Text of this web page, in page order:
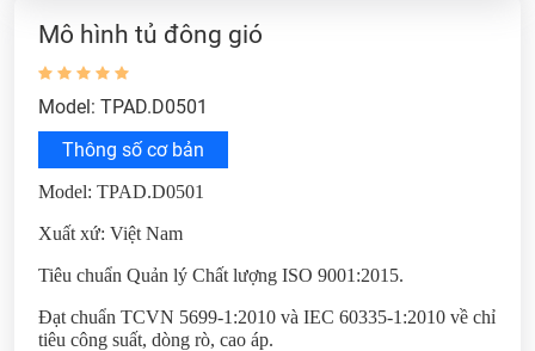
Mô hình tủ đông gió
Model: TPAD.D0501
Thông số cơ bản
Model: TPAD.D0501
Xuất xứ: Việt Nam
Tiêu chuẩn Quản lý Chất lượng ISO 9001:2015.
Đạt chuẩn TCVN 5699-1:2010 và IEC 60335-1:2010 về chỉ
tiêu công suất, dòng rò, cao áp.